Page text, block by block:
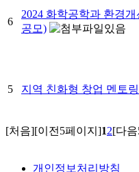
6
2024 화학공학과 환경
공모)
5 지역 친화형 창업 멘토
[처음][이전5페이지]12[다
개인정보처리방침